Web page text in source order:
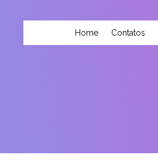
Home Contatos